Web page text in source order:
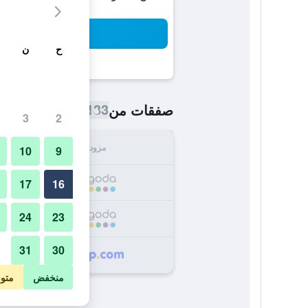
صفقات من133 ﷼
مزود
ح ن
2
3
9
10
16
17
23
24
30
31
منخفض